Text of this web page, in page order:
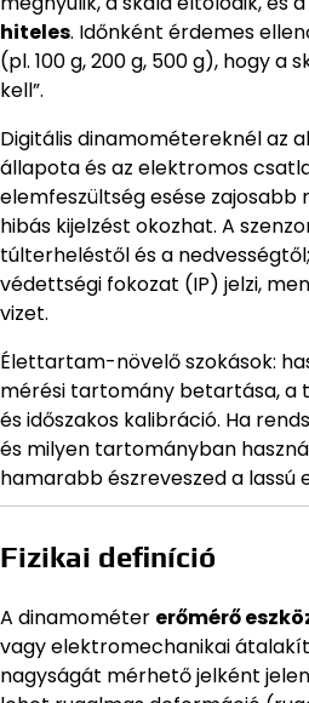
hiteles. Időnként érdemes
(pl. 100 g, 200 g, 500 g), hogy a
kell”.
Digitális dinamométereknél az
állapota és az elektromos
elemfeszültség esése
hibás kijelzést okozhat. A
túlterheléstől és a
védettségi fokozat (IP) jelzi,
vizet.
Élettartam-növelő szokások:
mérési tartomány betartása, a
és időszakos kalibráció. Ha
és milyen tartományban
hamarabb észreveszed a lassú
Fizikai definíció
A dinamométer erőmérő
vagy elektromechanikai
nagyságát mérhető jelként